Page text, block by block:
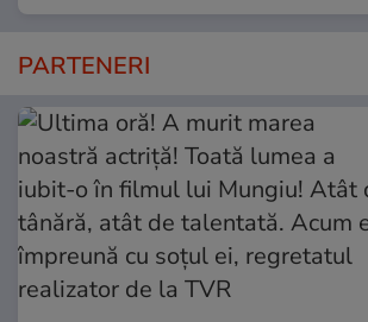
PARTENERI